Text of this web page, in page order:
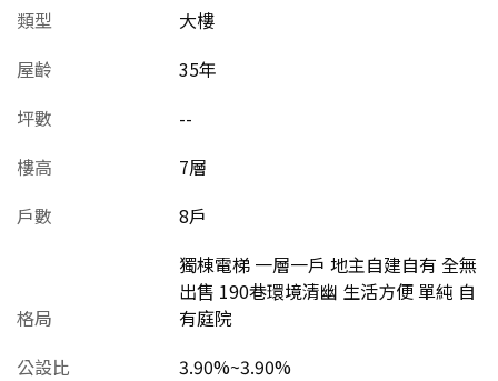
類型
大樓
屋齡
35年
坪數
--
樓高
7層
戶數
8戶
格局
獨棟電梯 一層一戶 地主自建自有 全無
出售 190巷環境清幽 生活方便 單純 自
有庭院
公設比
3.90%~3.90%